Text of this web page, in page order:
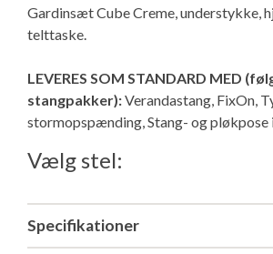
Gardinsæt Cube Creme, understykke,
telttaske.
LEVERES SOM STANDARD MED
stangpakker):Verandastang, FixOn,
stormopspænding, Stang- og pløkpose
Vælg stel:
Specifikationer